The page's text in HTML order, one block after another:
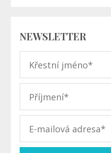
NEWSLETTER